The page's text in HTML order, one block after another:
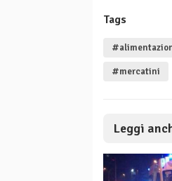
Tags
#mercatini
Leggi